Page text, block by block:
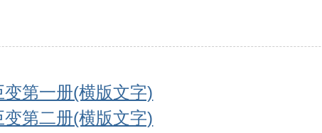
变第一册(横版文字)
变第二册(横版文字)